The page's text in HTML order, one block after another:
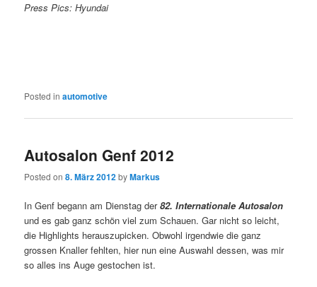
Press Pics: Hyundai
Posted in automotive
Autosalon Genf 2012
Posted on8. März 2012byMarkus
In Genf begann am Dienstag der82. Internationale Autosalon
und es gab ganz schön viel zum Schauen. Gar nicht so leicht,
die Highlights herauszupicken. Obwohl irgendwie die ganz
grossen Knaller fehlten, hier nun eine Auswahl dessen, was mir
so alles ins Auge gestochen ist.